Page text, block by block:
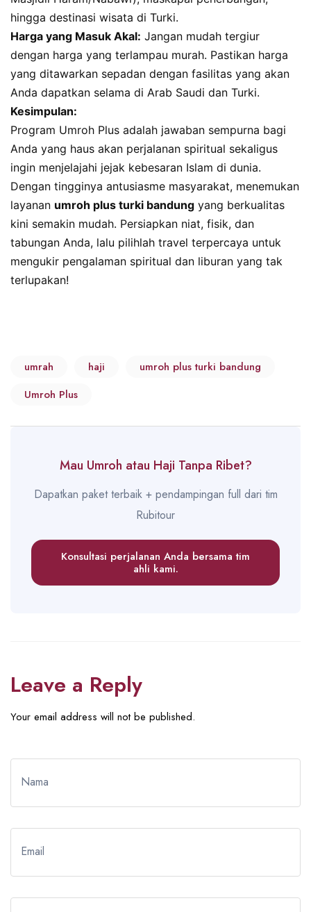
hingga destinasi wisata di Turki.
Harga yang Masuk Akal: Jangan mudah tergiur
dengan harga yang terlampau murah. Pastikan harga
yang ditawarkan sepadan dengan fasilitas yang akan
Anda dapatkan selama di Arab Saudi dan Turki.
Kesimpulan:
Program Umroh Plus adalah jawaban sempurna bagi
Anda yang haus akan perjalanan spiritual sekaligus
ingin menjelajahi jejak kebesaran Islam di dunia.
Dengan tingginya antusiasme masyarakat, menemukan
layanan umroh plus turki bandung yang berkualitas
kini semakin mudah. Persiapkan niat, fisik, dan
tabungan Anda, lalu pilihlah travel terpercaya untuk
mengukir pengalaman spiritual dan liburan yang tak
terlupakan!
umrah haji
umroh plus turki bandung
Umroh Plus
Mau Umroh atau Haji Tanpa Ribet?
Dapatkan paket terbaik + pendampingan full dari tim
Rubitour
Konsultasi perjalanan Anda bersama tim
ahli kami.
Leave a Reply
Your email address will not be published.
Nama
Email